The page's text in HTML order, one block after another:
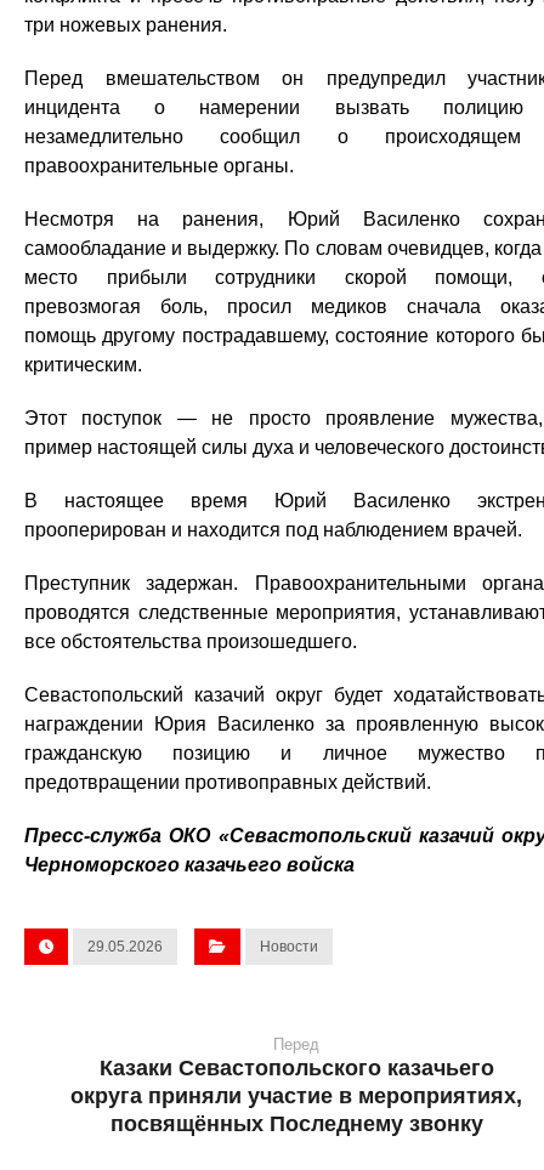
три ножевых ранения.
Перед вмешательством он предупредил
инцидента о намерении вызвать
незамедлительно сообщил о
правоохранительные органы.
Несмотря на ранения, Юрий Василенко
самообладание и выдержку. По словам очевидцев,
место прибыли сотрудники скорой помощи,
превозмогая боль, просил медиков сначала
помощь другому пострадавшему, состояние которого
критическим.
Этот поступок — не просто проявление
пример настоящей силы духа и человеческого
В настоящее время Юрий Василенко
прооперирован и находится под наблюдением врачей.
Преступник задержан. Правоохранительными
проводятся следственные мероприятия,
все обстоятельства произошедшего.
Севастопольский казачий округ будет
награждении Юрия Василенко за проявленную
гражданскую позицию и личное мужество
предотвращении противоправных действий.
Пресс-служба ОКО «Севастопольский казачий
Черноморского казачьего войска
29.05.2026 Новости
Перед
Казаки Севастопольского казачьего
округа приняли участие в мероприятиях,
посвящённых Последнему звонку